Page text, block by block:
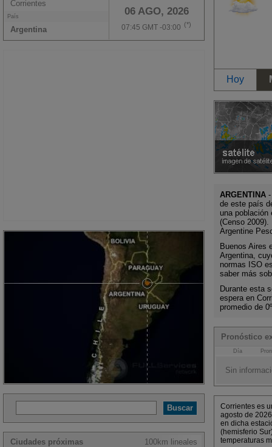
06 AGO, 2026
07:45 GMT -03:00 (*)
Corrientes
País
Argentina
100km lineales
Ciudades próximas
Hoy
ARGENTINA
de este país
una población
(Censo
Argentine
Buenos Aires
Argentina,
normas ISO
saber más
Durante esta
espera en
promedio de
Pronóstico
Día
Sin
Corrientes es
agosto de
en dicha
(hemisferio
temperaturas